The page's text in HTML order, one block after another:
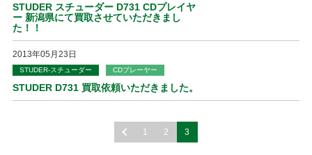
STUDER スチューダー D731 CDプレイヤ
ー 新潟県にて買取させていただきまし
た！！
2013年05月23日
STUDER-スチューダー CDプレーヤー
STUDER D731 買取依頼いただきました。
1 2 3